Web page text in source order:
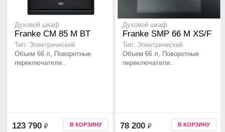
Духовой шкаф
Franke CM 85 M BT
Тип: Электрический
Объем 66 л, Поворотные
переключатели..
123 790 ₽ В КОРЗИНУ
Духовой шкаф
Franke SMP 66 M XS/F
Тип: Электрический
Объем 66 л, Поворотные
переключатели..
78 200 ₽ В КОРЗИНУ